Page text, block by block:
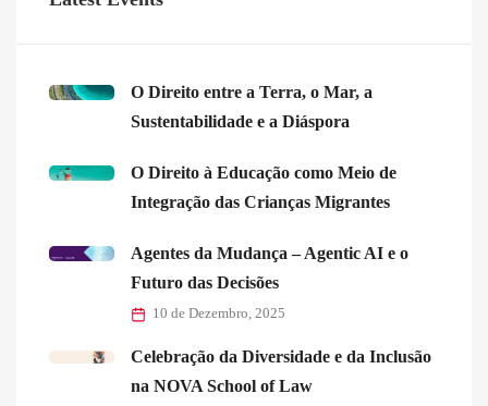
O Direito entre a Terra, o Mar, a
Sustentabilidade e a Diáspora
O Direito à Educação como Meio de
Integração das Crianças Migrantes
Agentes da Mudança – Agentic AI e o
Futuro das Decisões
10 de Dezembro, 2025
Celebração da Diversidade e da Inclusão
na NOVA School of Law